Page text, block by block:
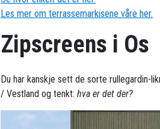
Les mer om terrassemarkisene våre her.
Zipscreens i Os
Du har kanskje sett de sorte rullegardin-
/ Vestland og tenkt: hva er det der?